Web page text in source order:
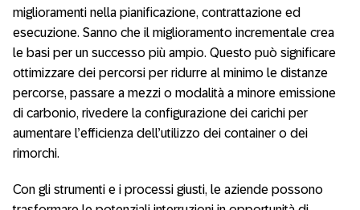
miglioramenti nella pianificazione, contrattazione ed
esecuzione. Sanno che il miglioramento incrementale crea
le basi per un successo più ampio. Questo può significare
ottimizzare dei percorsi per ridurre al minimo le distanze
percorse, passare a mezzi o modalità a minore emissione
di carbonio, rivedere la configurazione dei carichi per
aumentare l’efficienza dell’utilizzo dei container o dei
rimorchi.
Con gli strumenti e i processi giusti, le aziende possono